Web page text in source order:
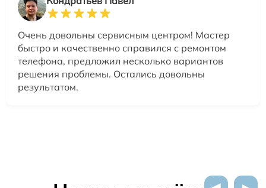
Очень довольны сервисным центром! Мастер
быстро и качественно справился с ремонтом
телефона, предложил несколько вариантов
решения проблемы. Остались довольны
результатом.